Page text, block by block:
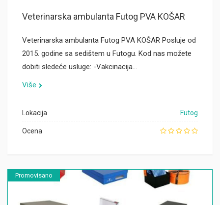
Veterinarska ambulanta Futog PVA KOŠAR
Veterinarska ambulanta Futog PVA KOŠAR Posluje od
2015. godine sa sedištem u Futogu. Kod nas možete
dobiti sledeće usluge: -Vakcinacija…
Više
Lokacija Futog
Ocena
Promovisano